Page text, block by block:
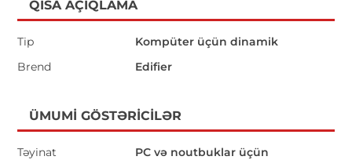
QISA AÇIQLAMA
Tip
Kompüter üçün dinamik
Brend
Edifier
ÜMUMI GÖSTƏRICILƏR
Təyinat PC və noutbuklar üçün